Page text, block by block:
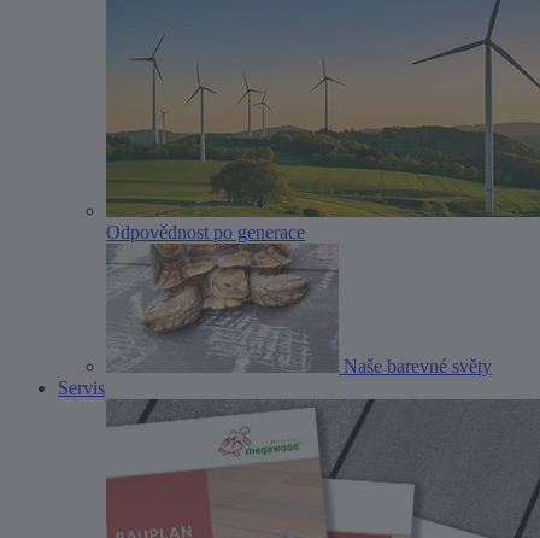
Odpovědnost po generace
Naše barevné světy
Servis